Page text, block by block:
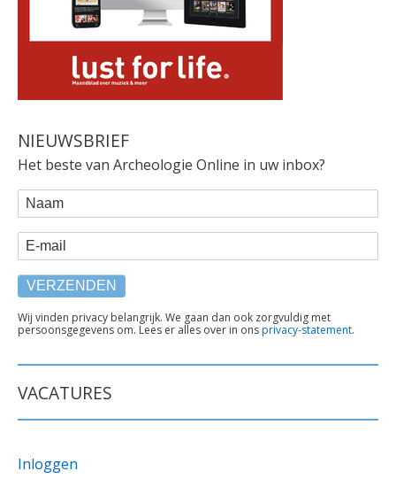
NIEUWSBRIEF
Het beste van Archeologie Online in uw inbox?
WEBFORM
Naam
E-mail
TEKST
ONDER
Wij vinden privacy belangrijk. We gaan dan ook zorgvuldig met
persoonsgegevens om. Lees er alles over in onsprivacy-statement.
VACATURES
Inloggen